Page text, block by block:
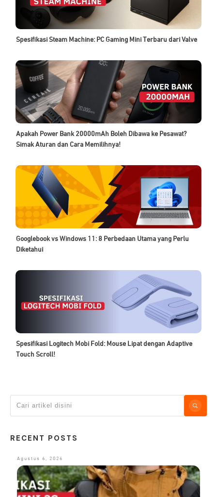
Spesifikasi Steam Machine: PC Gaming Mini Terbaru dari Valve
Apakah Power Bank 20000mAh Boleh Dibawa ke Pesawat?
Simak Aturan dan Cara Memilihnya!
Googlebook vs Windows 11: 8 Perbedaan Utama yang Perlu
Diketahui
Spesifikasi Logitech Mobi Fold: Mouse Lipat dengan Adaptive
Touch Scroll!
RECENT POSTS
Agustus 6, 2026